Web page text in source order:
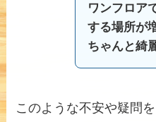
ワンフロア
する場所が
ちゃんと綺
このような不安や疑問